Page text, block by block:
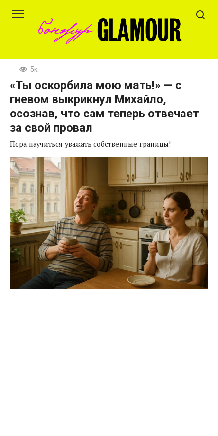
5к.
«Ты оскорбила мою мать!» — с
гневом выкрикнул Михайло,
осознав, что сам теперь отвечает
за свой провал
Пора научиться уважать собственные границы!